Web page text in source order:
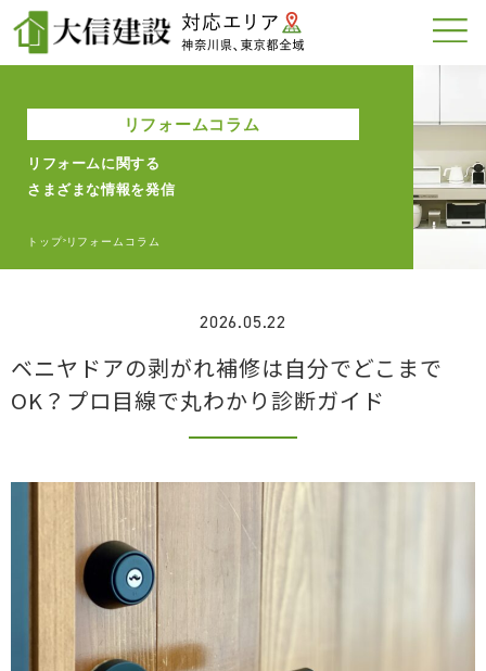
リフォームコラム
リフォームに関する
さまざまな情報を発信
トップ>リフォームコラム
2026.05.22
ベニヤドアの剥がれ補修は自分でどこまで
OK？プロ目線で丸わかり診断ガイド